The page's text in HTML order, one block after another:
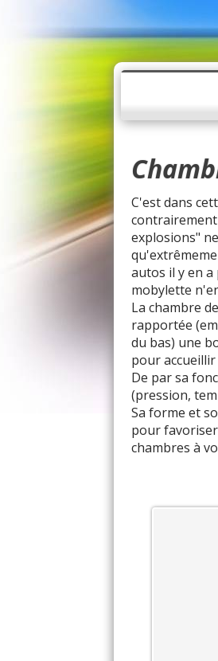
C'est dans
explosions"
autos il y en
mobylette
La chambre
rapportée
du bas) une
pour
De par sa
(pression,
Sa forme et
pour
chambres à